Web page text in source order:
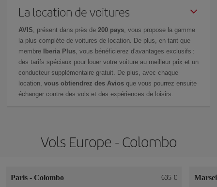
La location de voitures
AVIS , présent dans près de 200 pays , vous propose la gamme
la plus complète de voitures de location. De plus, en tant que
membre
Iberia Plus , vous bénéficierez d'avantages exclusifs :
des tarifs spéciaux pour louer votre voiture au meilleur prix et un
conducteur supplémentaire gratuit. De plus, avec chaque
location, vous obtiendrez des Avios que vous pourrez ensuite
échanger contre des vols et des expériences de loisirs.
Vols Europe - Colombo
Paris - Colombo 635 €